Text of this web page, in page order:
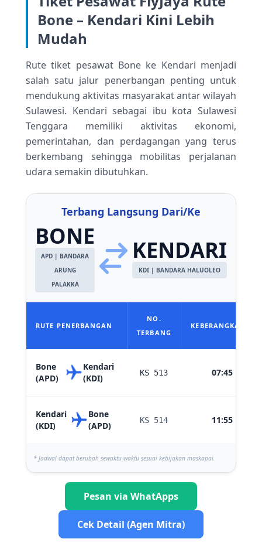
Bone – Kendari Kini Lebih
Mudah
Rute tiket pesawat Bone ke Kendari menjadi
salah satu jalur penerbangan penting untuk
mendukung aktivitas masyarakat antar wilayah
Sulawesi. Kendari sebagai ibu kota Sulawesi
Tenggara memiliki aktivitas ekonomi,
pemerintahan, dan perdagangan yang terus
berkembang sehingga mobilitas perjalanan
udara semakin dibutuhkan.
Terbang Langsung Dari/Ke
BONE
APD | BANDARA
ARUNG
PALAKKA
KENDARI
KDI | BANDARA HALUOLEO
RUTE PENERBANGAN
NO.
TERBANG
KEBERANGKATAN
Bone
(APD)
Kendari
(KDI)
KS 513 07:45
Kendari
(KDI)
Bone
(APD)
KS 514 11:55
* Jadwal dapat berubah sewaktu-waktu sesuai kebijakan maskapai.
Pesan via WhatApps
Cek Detail (Agen Mitra)